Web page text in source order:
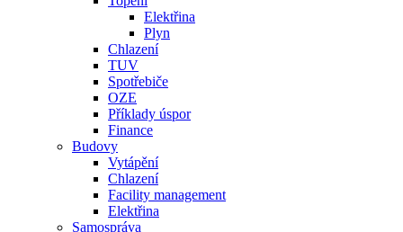
Elektřina
Plyn
Chlazení
TUV
Spotřebiče
OZE
Příklady úspor
Finance
Budovy
Vytápění
Chlazení
Facility management
Elektřina
Samospráva